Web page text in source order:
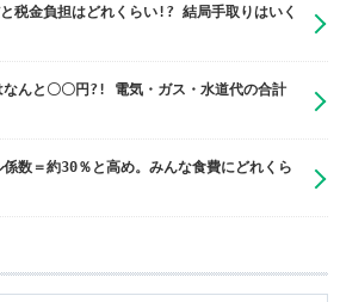
税金負担はどれくらい!? 結局手取りはいく
なんと〇〇円?! 電気・ガス・水道代の合計
数＝約30％と高め。みんな食費にどれくら